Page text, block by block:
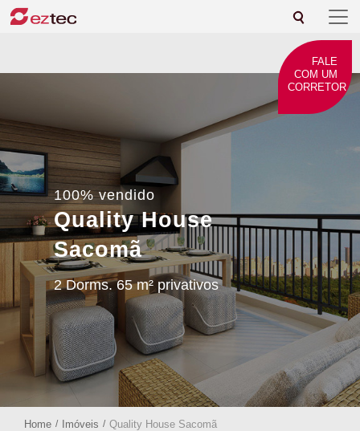
FALE
COM UM
CORRETOR
100% vendido
Quality House
Sacomã
2 Dorms. 65 m² privativos
Home / Imóveis / Quality House Sacomã